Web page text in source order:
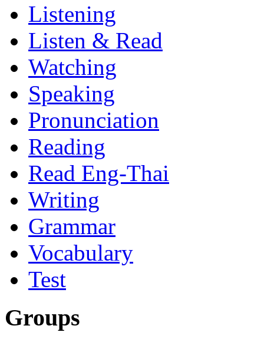
Listening
Listen & Read
Watching
Speaking
Pronunciation
Reading
Read Eng-Thai
Writing
Grammar
Vocabulary
Test
Groups